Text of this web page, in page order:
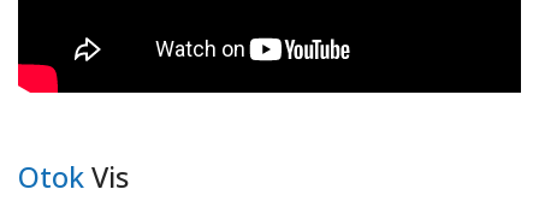
OtokVis